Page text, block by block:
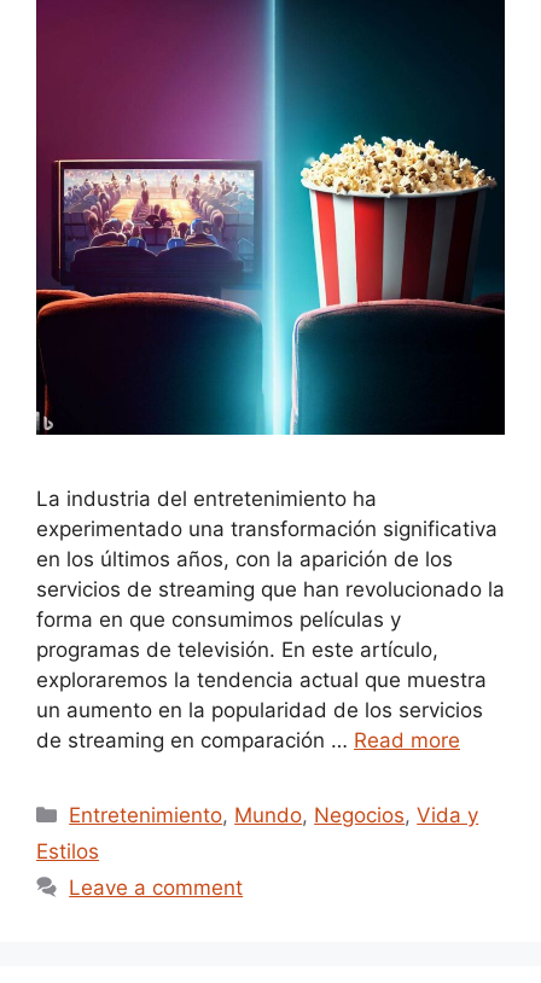
La industria del entretenimiento ha
experimentado una transformación significativa
en los últimos años, con la aparición de los
servicios de streaming que han revolucionado la
forma en que consumimos películas y
programas de televisión. En este artículo,
exploraremos la tendencia actual que muestra
un aumento en la popularidad de los servicios
de streaming en comparación … Read more
Categories
Entretenimiento, Mundo, Negocios,Vida y
Estilos
Leave a comment